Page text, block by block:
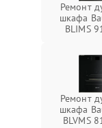
Ремонт
шкафа
BLIMS
Ремонт
шкафа
BLVMS